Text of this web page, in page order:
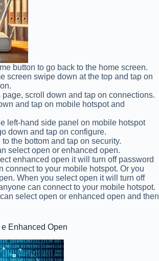
button to go back to the home screen.
screen swipe down at the top and tap on
page, scroll down and tap on connections.
and tap on mobile hotspot and
left-hand side panel on mobile hotspot
down and tap on configure.
the bottom and tap on security.
select open or enhanced open.
enhanced open it will turn off password
connect to your mobile hotspot. Or you
When you select open it will turn off
can connect to your mobile hotspot.
select open or enhanced open and then
Enhanced Open